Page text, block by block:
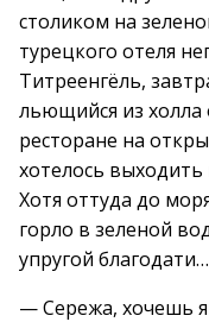
столиком на
турецкого отеля
Титреенгёль,
льющийся из холла
ресторане на
хотелось
Хотя оттуда до
горло в зеленой
упругой благодати…
— Сережа, хочешь